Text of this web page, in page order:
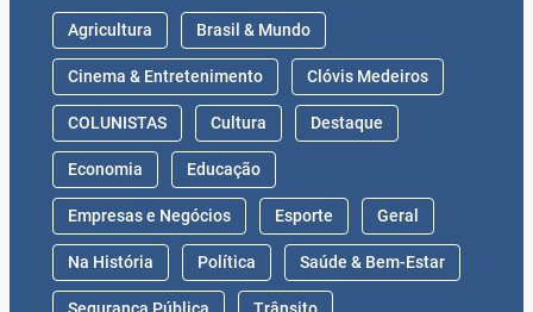
Agricultura Brasil & Mundo
Cinema & Entretenimento Clóvis Medeiros
COLUNISTAS Cultura Destaque
Economia Educação
Empresas e Negócios Esporte Geral
Na História Política Saúde & Bem-Estar
Segurança Pública Trânsito